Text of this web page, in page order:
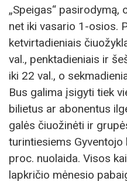
„Speigas“
net iki vasario 1-osios.
ketvirtadieniais
val., penktadieniais ir
iki 22 val., o
Bus galima įsigyti tiek
bilietus ar abonentus
galės čiuožinėti ir
turintiesiems
proc. nuolaida. Visos
lapkričio mėnesio